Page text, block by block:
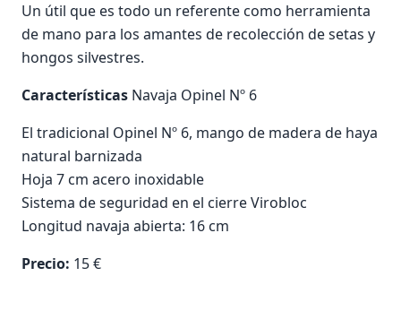
Un útil que es todo un referente como herramienta
de mano para los amantes de recolección de setas y
hongos silvestres.
Características Navaja Opinel Nº 6
El tradicional Opinel Nº 6, mango de madera de haya
natural barnizada
Hoja 7 cm acero inoxidable
Sistema de seguridad en el cierre Virobloc
Longitud navaja abierta: 16 cm
Precio: 15 €